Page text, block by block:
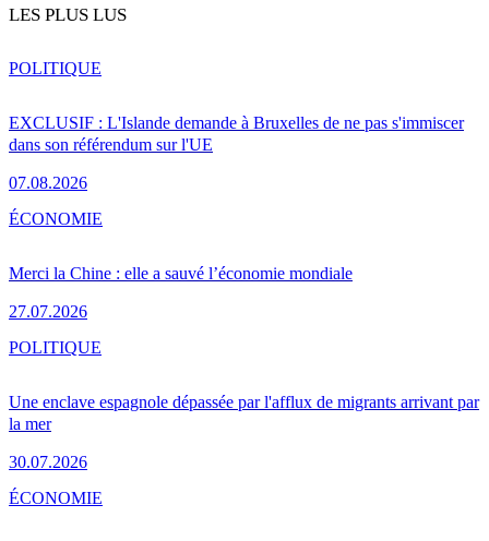
LES PLUS LUS
EXCLUSIF : L'Islande demande à Bruxelles de ne pas s'immiscer
dans son référendum sur l'UE
07.08.2026
POLITIQUE
Merci la Chine : elle a sauvé l’économie mondiale
27.07.2026
ÉCONOMIE
Une enclave espagnole dépassée par l'afflux de migrants arrivant par
la mer
30.07.2026
POLITIQUE
ÉCONOMIE